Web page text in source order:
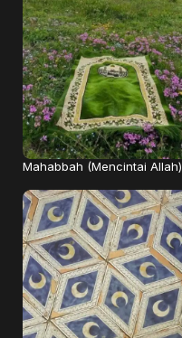
Mahabbah (Mencintai Allah)